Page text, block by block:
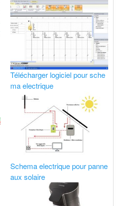
Télécharger logiciel pour sche
ma electrique
Schema electrique pour panne
aux solaire